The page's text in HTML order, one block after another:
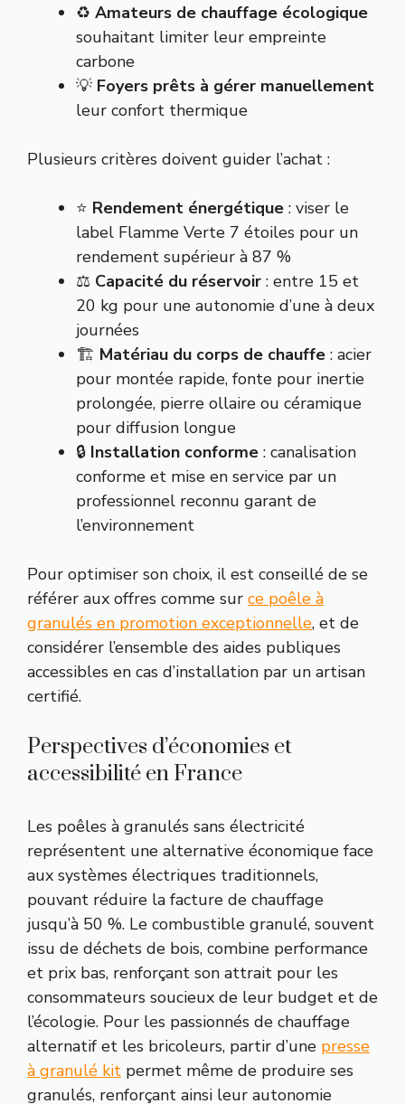
♻️ Amateurs de chauffage écologique
souhaitant limiter leur empreinte
carbone
💡 Foyers prêts à gérer manuellement
leur confort thermique
Plusieurs critères doivent guider l’achat :
⭐ Rendement énergétique : viser le
label Flamme Verte 7 étoiles pour un
rendement supérieur à 87 %
⚖️ Capacité du réservoir : entre 15 et
20 kg pour une autonomie d’une à deux
journées
🏗️ Matériau du corps de chauffe : acier
pour montée rapide, fonte pour inertie
prolongée, pierre ollaire ou céramique
pour diffusion longue
🔒 Installation conforme : canalisation
conforme et mise en service par un
professionnel reconnu garant de
l’environnement
Pour optimiser son choix, il est conseillé de se
référer aux offres comme sur ce poêle à
granulés en promotion exceptionnelle, et de
considérer l’ensemble des aides publiques
accessibles en cas d’installation par un artisan
certifié.
Perspectives d’économies et
accessibilité en France
Les poêles à granulés sans électricité
représentent une alternative économique face
aux systèmes électriques traditionnels,
pouvant réduire la facture de chauffage
jusqu’à 50 %. Le combustible granulé, souvent
issu de déchets de bois, combine performance
et prix bas, renforçant son attrait pour les
consommateurs soucieux de leur budget et de
l’écologie. Pour les passionnés de chauffage
alternatif et les bricoleurs, partir d’une presse
à granulé kit permet même de produire ses
granulés, renforçant ainsi leur autonomie